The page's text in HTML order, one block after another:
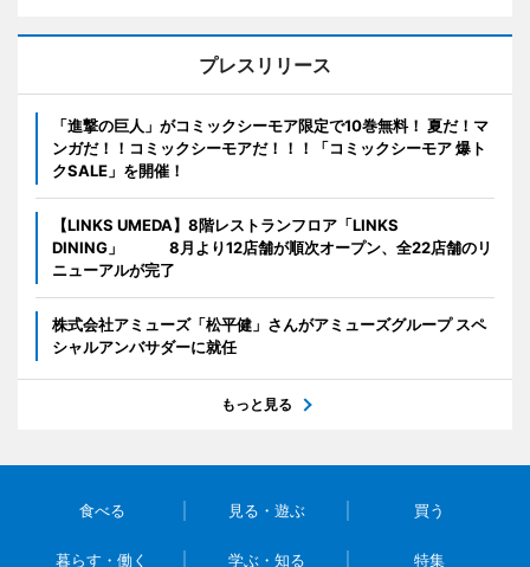
プレスリリース
「進撃の巨人」がコミックシーモア限定で10巻無料！ 夏だ！マ
ンガだ！！コミックシーモアだ！！！「コミックシーモア 爆ト
クSALE」を開催！
【LINKS UMEDA】8階レストランフロア「LINKS
DINING」 8月より12店舗が順次オープン、全22店舗のリ
ニューアルが完了
株式会社アミューズ「松平健」さんがアミューズグループ スペ
シャルアンバサダーに就任
もっと見る
食べる 見る・遊ぶ 買う
暮らす・働く 学ぶ・知る 特集